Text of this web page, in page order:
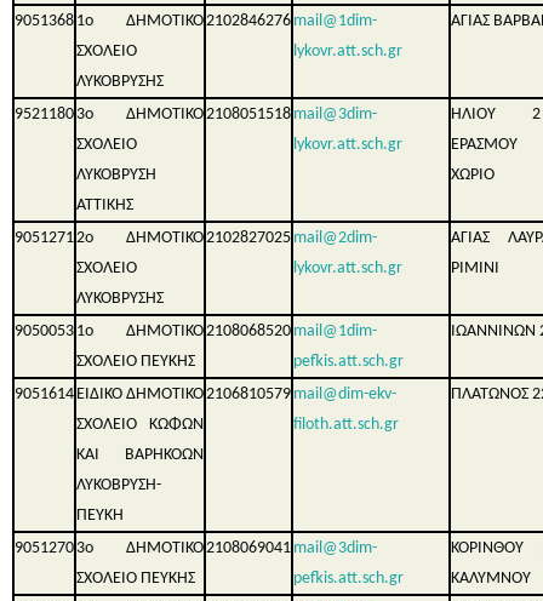
9051368 1ο ΔΗΜΟΤΙΚΟ
ΣΧΟΛΕΙΟ
ΛΥΚΟΒΡΥΣΗΣ
2102846276 mail@1dim-
lykovr.att.sch.gr
ΑΓΙΑΣ
9521180 3ο ΔΗΜΟΤΙΚΟ
ΣΧΟΛΕΙΟ
ΛΥΚΟΒΡΥΣΗ
ΑΤΤΙΚΗΣ
2108051518 mail@3dim-
lykovr.att.sch.gr
ΗΛΙΟΥ
ΕΡΑΣΜΟΥ
ΧΩΡΙΟ
90512712ο ΔΗΜΟΤΙΚΟ
ΣΧΟΛΕΙΟ
ΛΥΚΟΒΡΥΣΗΣ
2102827025 mail@2dim-
lykovr.att.sch.gr
ΑΓΙΑΣ
ΡΙΜΙΝΙ
9050053 1ο ΔΗΜΟΤΙΚΟ
ΣΧΟΛΕΙΟ ΠΕΥΚΗΣ
2108068520 mail@1dim-
pefkis.att.sch.gr
ΙΩΑΝΝΙΝΩΝ
9051614 ΕΙΔΙΚΟ ΔΗΜΟΤΙΚΟ
ΣΧΟΛΕΙΟ ΚΩΦΩΝ
ΚΑΙ ΒΑΡΗΚΟΩΝ
ΛΥΚΟΒΡΥΣΗ-
ΠΕΥΚΗ
2106810579 mail@dim-ekv-
filoth.att.sch.gr
ΠΛΑΤΩΝΟΣ
9051270 3ο ΔΗΜΟΤΙΚΟ
ΣΧΟΛΕΙΟ ΠΕΥΚΗΣ
2108069041 mail@3dim-
pefkis.att.sch.gr
ΚΑΛΥΜΝΟΥ